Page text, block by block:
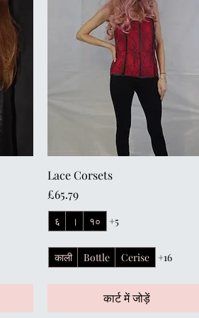
त्वरित दृश्य
Lace Corsets
मूल्य
£65.79
६ । १० +5
काली Bottle Cerise +16
कार्ट में जोड़ें